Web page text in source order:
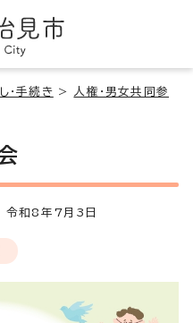
・手続き >
人権・男女共同参
和8年7月3日